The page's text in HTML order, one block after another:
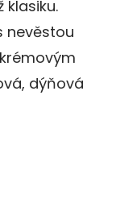
klasiku.
nevěstou
dýňová